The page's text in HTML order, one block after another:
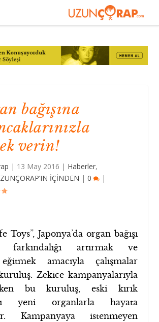
bağışına
verin!
| 13 May 2016 | Haberler,
İÇİNDEN |0 |
Toys”, Japonya’da organ bağışı
farkındalığı artırmak ve
amacıyla çalışmalar
Zekice kampanyalarıyla
bu kuruluş, eski kırık
yeni organlarla hayata
Kampanyaya istenmeyen